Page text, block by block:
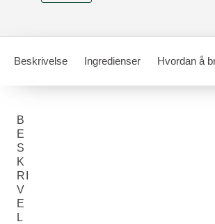
Beskrivelse Ingredienser Hvordan å
B
E
S
K
RI
V
E
L